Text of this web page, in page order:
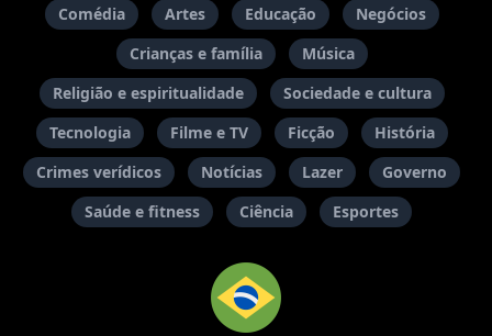
Comédia Artes Educação
Negócios
Crianças e família
Música
Religião e espiritualidade
Sociedade e cultura
Tecnologia
Filme e TV Ficção
História
Crimes verídicos
Notícias Lazer
Governo
Saúde e fitness
Ciência Esportes